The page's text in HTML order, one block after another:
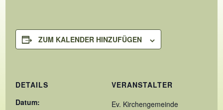
ZUM KALENDER HINZUFÜGEN
DETAILS
Datum:
VERANSTALTER
Ev. Kirchengemeinde